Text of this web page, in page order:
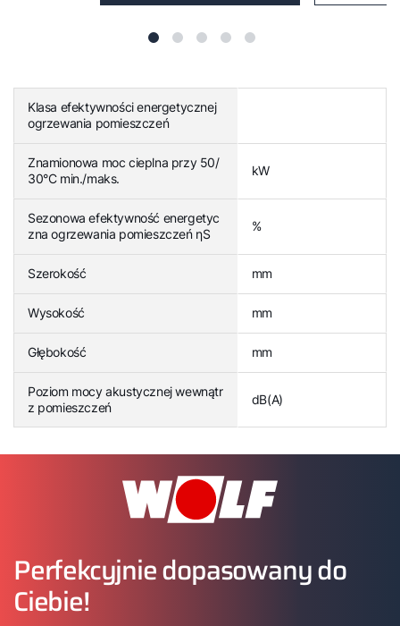
Klasa efektywności energetycznej
ogrzewania pomieszczeń
Znamionowa moc cieplna przy 50/
30°C min./maks.
kW
Sezonowa efektywność energetyc
zna ogrzewania pomieszczeń ηS
%
Szerokość mm
Wysokość mm
Głębokość mm
Poziom mocy akustycznej wewnątr
z pomieszczeń
dB(A)
Perfekcyjnie dopasowany do
Ciebie!